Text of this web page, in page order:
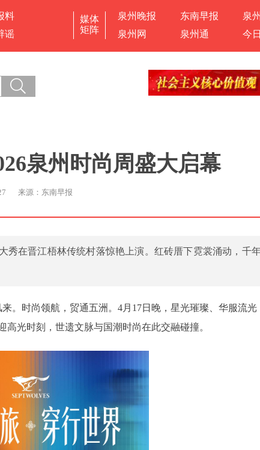
料
谣
媒体
矩阵
泉州晚报 东南早报 泉
泉州网
泉州通 今
泉州时尚周盛大启幕
来源：东南早报
秀在晋江梧林传统村落惊艳上演。红砖厝下霓裳涌动，千
。时尚领航，贸通五洲。4月17日晚，星光璀璨、华服流
光时刻，世遗文脉与国潮时尚在此交融碰撞。